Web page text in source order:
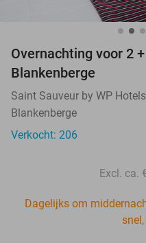
Overnachting voor 2
Blankenberge
Saint Sauveur by WP Hotels
Blankenberge
Verkocht: 206
Excl. ca.
Dagelijks om